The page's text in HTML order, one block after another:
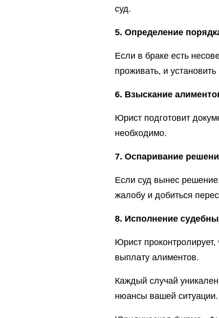
суд.
5. Определение
Если в браке есть
проживать, и
6. Взыскание
Юрист подготовит
необходимо.
7. Оспаривание
Если суд вынес
жалобу и добиться
8. Исполнение
Юрист
выплату алиментов.
Каждый случай
нюансы вашей ситуации.